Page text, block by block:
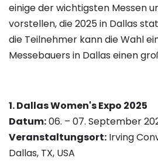
einige der wichtigsten Messen
vorstellen, die 2025 in Dallas
die Teilnehmer kann die Wahl
Messebauers in Dallas einen
1. Dallas Women's Expo 2025
Datum:06. – 07. September
Veranstaltungsort: Irving
Dallas, TX, USA